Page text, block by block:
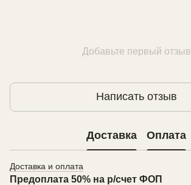
Добавьте первый отзыв
Написать отзыв
Доставка Оплата
Доставка и оплата
Предоплата 50% на р/счет ФОП